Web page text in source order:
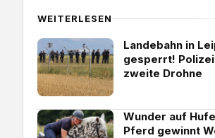
WEITERLESEN
Landebahn in
gesperrt!
zweite Drohne
Wunder auf
Pferd gewinnt